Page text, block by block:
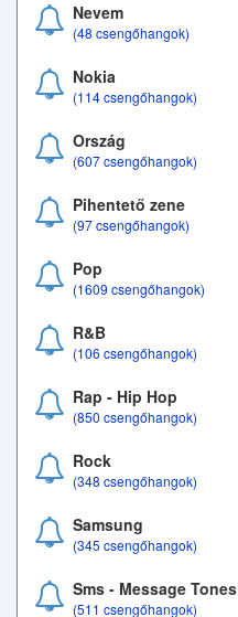
Nevem
(48 csengőhangok)
Nokia
(114 csengőhangok)
Ország
(607 csengőhangok)
Pihentető zene
(97 csengőhangok)
Pop
(1609 csengőhangok)
R&B
(106 csengőhangok)
Rap - Hip Hop
(850 csengőhangok)
Rock
(348 csengőhangok)
Samsung
(345 csengőhangok)
Sms - Message Tones
(511 csengőhangok)